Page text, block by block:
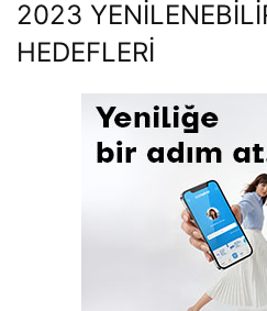
2023
HEDEFLERİ